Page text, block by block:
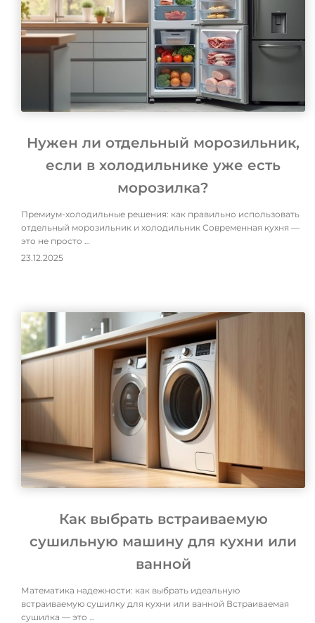
Нужен ли отдельный морозильник,
если в холодильнике уже есть
морозилка?
Премиум-холодильные решения: как правильно использовать
отдельный морозильник и холодильник Современная кухня —
это не просто …
23.12.2025
Как выбрать встраиваемую
сушильную машину для кухни или
ванной
Математика надежности: как выбрать идеальную
встраиваемую сушилку для кухни или ванной Встраиваемая
сушилка — это …